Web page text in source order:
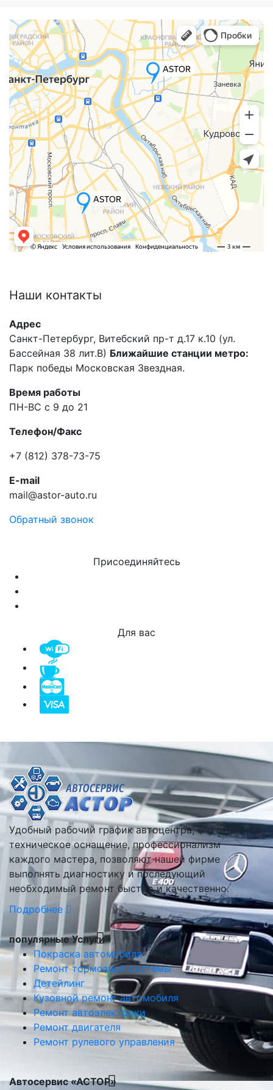
Наши контакты
Адрес
Санкт-Петербург, Витебский пр-т д.17 к.10 (ул.
Бассейная 38 лит.В) Ближайшие станции метро:
Парк победы Московская Звездная.
Время работы
ПН-ВС с 9 до 21
Телефон/Факс
+7 (812) 378-73-75
E-mail
mail@astor-auto.ru
Обратный звонок
Присоединяйтесь
Для вас
Удобный рабочий график автоцентра, его отличное
техническое оснащение, профессионализм
каждого мастера, позволяют нашей фирме
выполнять диагностику и последующий
необходимый ремонт быстро и качественно.
Подробнее
популярные Услуги
Покраска автомобиля
Ремонт тормозной системы
Детейлинг
Кузовной ремонт автомобиля
Ремонт автоэлектрики
Ремонт двигателя
Ремонт рулевого управления
Автосервис «АСТОР»